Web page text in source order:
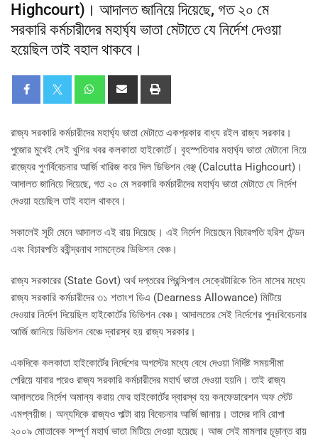
Highcourt)। আদালত জানিয়ে দিয়েছে, গত ২০ মে
সরকারি কর্মচারীদের মহার্ঘ্য ভাতা মেটাতে যে নির্দেশ দেওয়া
হয়েছিল তাই বহাল থাকবে।
রাজ্য সরকারি কর্মচারীদের মহার্ঘ্য ভাতা মেটাতে একপ্রকার বাধ্য রইল রাজ্য সরকার।
পুজোর মুখেই সেই খুশির খবর কলকাতা হাইকোর্টে। বৃহস্পতিবার মহার্ঘ্য ভাতা মেটানো নিয়ে
রাজ্যের পুণর্বিবেচনার আর্জি খারিজ করে দিল ডিভিশন বেঞ্ছ (Calcutta Highcourt)।
আদালত জানিয়ে দিয়েছে, গত ২০ মে সরকারি কর্মচারীদের মহার্ঘ্য ভাতা মেটাতে যে নির্দেশ
দেওয়া হয়েছিল তাই বহাল থাকবে।
সকালেই সূচী মেনে আদালত এই রায় দিয়েছে। এই নির্দেশ দিয়েছেন বিচারপতি হরিশ টেন্ডন
এবং বিচারপতি রবীন্দ্রনাথ সামন্তের ডিভিশন বেঞ্চ।
রাজ্য সরকারের (State Govt) অর্থ দপ্তরের প্রিন্সিপাল সেক্রেটারিকে তিন মাসের মধ্যে
রাজ্য সরকারি কর্মচারীদের ৩১ শতাংশ ডিএ (Dearness Allowance) মিটিয়ে
দেওয়ার নির্দেশ দিয়েছিল হাইকোর্টের ডিভিশন বেঞ্চ। আদালতের সেই নির্দেশের পুনঃবিবেচনার
আর্জি জানিয়ে ডিভিশন বেঞ্চে দ্বারস্থ হয় রাজ্য সরকার।
একদিকে কলকাতা হাইকোর্টের নির্দেশের অগস্টের মধ্যে বেধে দেওয়া নির্দিষ্ট সময়সীমা
পেরিয়ে যাবার পরেও রাজ্য সরকারি কর্মচারীদের মহার্ঘ ভাতা দেওয়া হয়নি। তাই রাজ্য
আদালতের নির্দেশ অমান্য করায় ফের হাইকোর্টের দ্বারস্থ হয় কনফেডারেশন অফ স্টেট
এমপ্লয়ীজ। অন্যদিকে রাজ্যও পাল্টা রায় বিবেচনার আর্জি জানায়। তাদের দাবি রোপা
২০০৯ মোতাবেক সম্পূর্ণ মহার্ঘ ভাতা মিটিয়ে দেওয়া হয়েছে। আজ সেই মামলার চূড়ান্ত রায়